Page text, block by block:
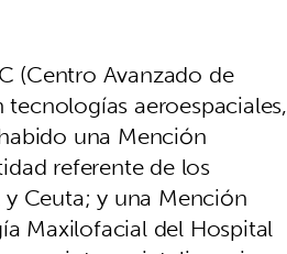
(Centro Avanzado de
aeroespaciales,
una Mención
referente de los
Ceuta; y una Mención
Maxilofacial del Hospital